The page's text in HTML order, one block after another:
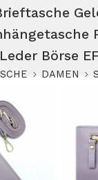
Leder Börse
DAMEN